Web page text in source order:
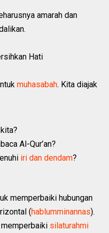
amarah dan
Hati
muhasabah. Kita diajak
Al-Qur’an?
iri dan dendam?
memperbaiki hubungan
(hablumminannas).
silaturahmi